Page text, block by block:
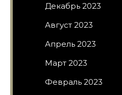
Декабрь 2023
Август 2023
Апрель 2023
Март 2023
Февраль 2023